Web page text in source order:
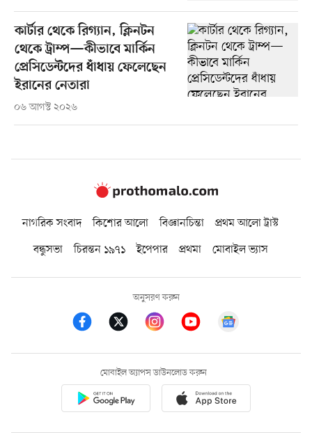
কার্টার থেকে রিগ্যান, ক্লিনটন
থেকে ট্রাম্প—কীভাবে মার্কিন
প্রেসিডেন্টদের ধাঁধায় ফেলেছেন
ইরানের নেতারা
০৬ আগস্ট ২০২৬
নাগরিক সংবাদ কিশোর আলো বিজ্ঞানচিন্তা
প্রথম আলো ট্রাস্ট
বন্ধুসভা
চিরন্তন ১৯৭১ ইপেপার প্রথমা মোবাইল ভ্যাস
অনুসরণ করুন
মোবাইল অ্যাপস ডাউনলোড করুন